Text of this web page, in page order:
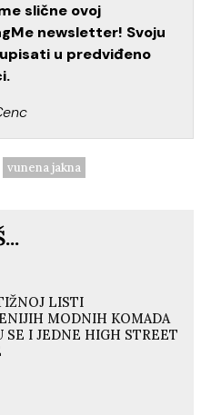
slične ovoj
newsletter! Svoju
u predviđeno
vunena jakna
LISTI
MODNIH KOMADA
SE I JEDNE HIGH STREET